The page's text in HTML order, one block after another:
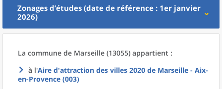
Zonages d’études (date de référence : 1er janvier
2026)
La commune de Marseille (13055) appartient :
à l'Aire d'attraction des villes 2020 de Marseille - Aix-
en-Provence (003)